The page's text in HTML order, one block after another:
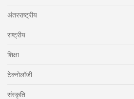
अंतरराष्ट्रीय
राष्ट्रीय
शिक्षा
टेक्नोलॉजी
संस्कृति